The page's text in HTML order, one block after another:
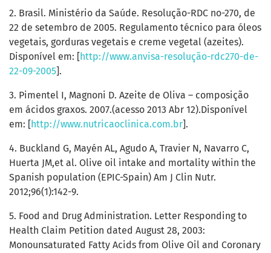
2. Brasil. Ministério da Saúde. Resolução-RDC no-270, de
22 de setembro de 2005. Regulamento técnico para óleos
vegetais, gorduras vegetais e creme vegetal (azeites).
Disponível em: [ http://www.anvisa-resolução-rdc270-de-
22-09-2005].
3. Pimentel I, Magnoni D. Azeite de Oliva – composição
em ácidos graxos. 2007.(acesso 2013 Abr 12).Disponível
em: [ http://www.nutricaoclinica.com.br].
4. Buckland G, Mayén AL, Agudo A, Travier N, Navarro C,
Huerta JM,et al. Olive oil intake and mortality within the
Spanish population (EPIC-Spain) Am J Clin Nutr.
2012;96(1):142-9.
5. Food and Drug Administration. Letter Responding to
Health Claim Petition dated August 28, 2003:
Monounsaturated Fatty Acids from Olive Oil and Coronary